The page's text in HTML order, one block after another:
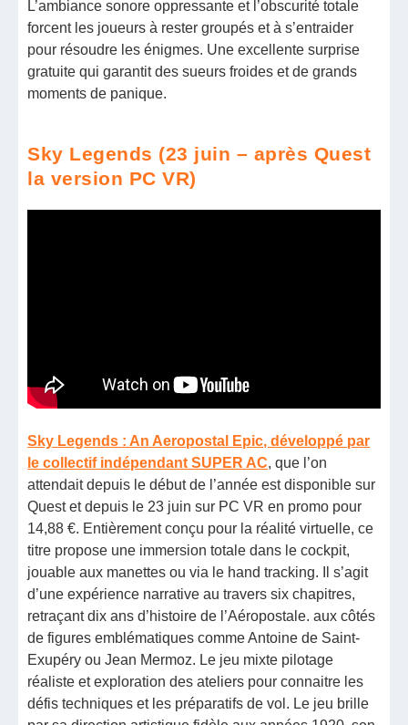
L’ambiance sonore oppressante et l’obscurité totale
forcent les joueurs à rester groupés et à s’entraider
pour résoudre les énigmes. Une excellente surprise
gratuite qui garantit des sueurs froides et de grands
moments de panique.
Sky Legends (23 juin – après Quest
la version PC VR)
Sky Legends : An Aeropostal Epic, développé par
le collectif indépendant SUPER AC, que l’on
attendait depuis le début de l’année est disponible sur
Quest et depuis le 23 juin sur PC VR en promo pour
14,88 €. Entièrement conçu pour la réalité virtuelle, ce
titre propose une immersion totale dans le cockpit,
jouable aux manettes ou via le hand tracking. Il s’agit
d’une expérience narrative au travers six chapitres,
retraçant dix ans d’histoire de l’Aéropostale. aux côtés
de figures emblématiques comme Antoine de Saint-
Exupéry ou Jean Mermoz. Le jeu mixte pilotage
réaliste et exploration des ateliers pour connaitre les
défis techniques et les préparatifs de vol. Le jeu brille